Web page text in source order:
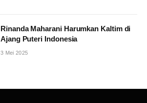
Rinanda Maharani Harumkan Kaltim di
Ajang Puteri Indonesia
3 Mei 2025